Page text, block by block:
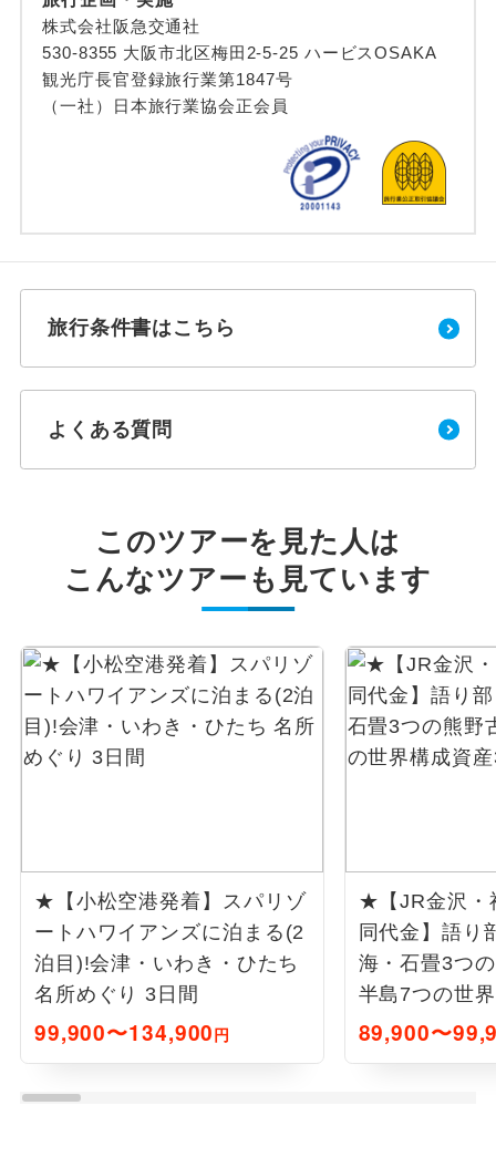
株式会社阪急交通社
530-8355 大阪市北区梅田2-5-25 ハービスOSAKA
観光庁長官登録旅行業第1847号
（一社）日本旅行業協会正会員
旅行条件書はこちら
よくある質問
このツアーを見た人は
こんなツアーも見ています
★【小松空港発着】スパリゾ
ートハワイアンズに泊まる(2
泊目)!会津・いわき・ひたち
名所めぐり 3日間
99,900〜134,900円
★【JR金沢・
同代金】語り
海・石畳3つ
半島7つの世
89,900〜